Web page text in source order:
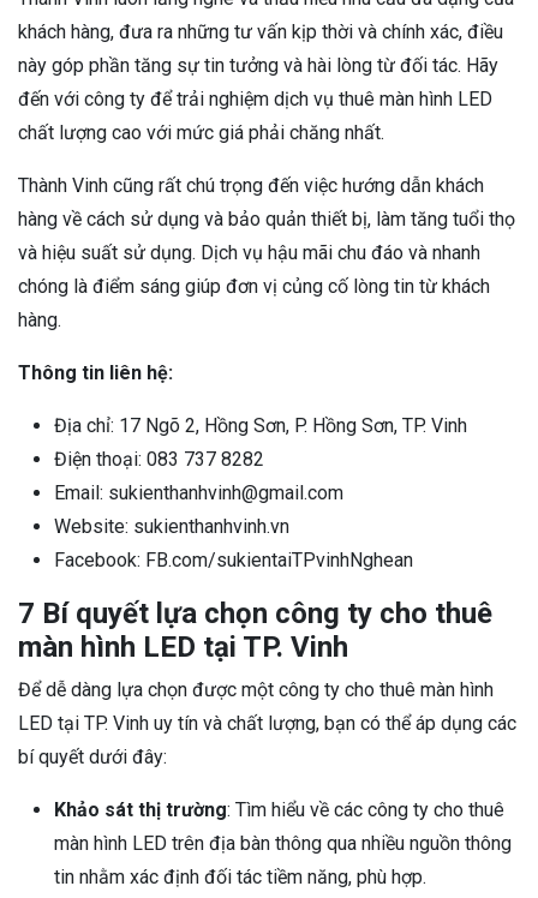
khách hàng, đưa ra những tư vấn kịp thời và chính xác, điều
này góp phần tăng sự tin tưởng và hài lòng từ đối tác. Hãy
đến với công ty để trải nghiệm dịch vụ thuê màn hình LED
chất lượng cao với mức giá phải chăng nhất.
Thành Vinh cũng rất chú trọng đến việc hướng dẫn khách
hàng về cách sử dụng và bảo quản thiết bị, làm tăng tuổi thọ
và hiệu suất sử dụng. Dịch vụ hậu mãi chu đáo và nhanh
chóng là điểm sáng giúp đơn vị củng cố lòng tin từ khách
hàng.
Thông tin liên hệ:
Địa chỉ: 17 Ngõ 2, Hồng Sơn, P. Hồng Sơn, TP. Vinh
Điện thoại: 083 737 8282
Email: sukienthanhvinh@gmail.com
Website: sukienthanhvinh.vn
Facebook: FB.com/sukientaiTPvinhNghean
7 Bí quyết lựa chọn công ty cho thuê
màn hình LED tại TP. Vinh
Để dễ dàng lựa chọn được một công ty cho thuê màn hình
LED tại TP. Vinh uy tín và chất lượng, bạn có thể áp dụng các
bí quyết dưới đây:
Khảo sát thị trường: Tìm hiểu về các công ty cho thuê
màn hình LED trên địa bàn thông qua nhiều nguồn thông
tin nhằm xác định đối tác tiềm năng, phù hợp.